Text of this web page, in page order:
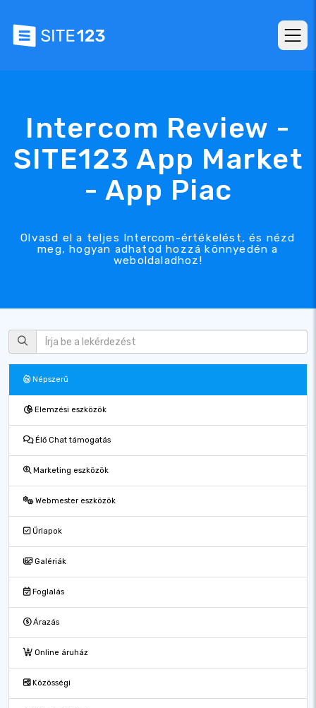
Intercom Review -
SITE123 App Market
- App Piac
Olvasd el a teljes Intercom-értékelést, és nézd
meg, hogyan adhatod hozzá könnyedén a
weboldaladhoz!
Népszerű
Elemzési eszközök
Élő Chat támogatás
Marketing eszközök
Webmester eszközök
Űrlapok
Galériák
Foglalás
Árazás
Online áruház
Közösségi